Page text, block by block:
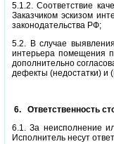
5.1.2. Соответствие
Заказчиком эскизом
законодательства РФ;
5.2. В случае
интерьера помещения
дополнительно
дефекты (недостатки) и
6.
Ответственность
6.1. За неисполнение
Исполнитель несут